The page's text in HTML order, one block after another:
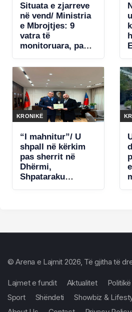
Situata e zjarreve
në vend/ Ministria
e Mbrojtjes: 9
vatra të
monitoruara, pa
banuara
KRONIKË
“I mahnitur”/ U
shpall në kërkim
pas sherrit në
Dhërmi,
Shpataraku
© Arena e Lajmit 2026, Të gjitha të
Lajmet e fundit Aktualitet Politikë
Sport
Shëndeti Showbiz &